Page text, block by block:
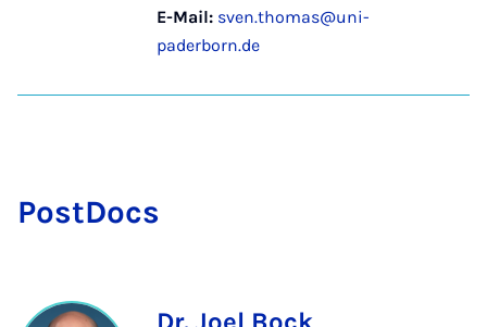
E-Mail: sven.thomas@uni-
paderborn.de
Post­Docs